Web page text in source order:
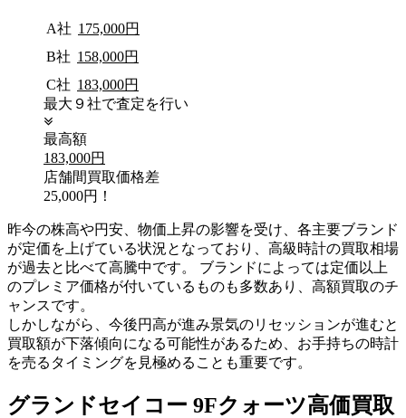
A社 175,000円
B社 158,000円
C社 183,000円
最大９社で査定を行い
最高額
183,000円
店舗間買取価格差
25,000円！
昨今の株高や円安、物価上昇の影響を受け、各主要ブランド
が定価を上げている状況となっており、高級時計の買取相場
が過去と比べて高騰中です。 ブランドによっては定価以上
のプレミア価格が付いているものも多数あり、高額買取のチ
ャンスです。
しかしながら、今後円高が進み景気のリセッションが進むと
買取額が下落傾向になる可能性があるため、お手持ちの時計
を売るタイミングを見極めることも重要です。
グランドセイコー 9Fクォーツ高価買取